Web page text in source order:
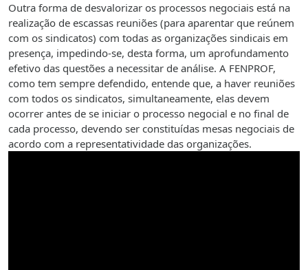
Outra forma de desvalorizar os processos negociais está na
realização de escassas reuniões (para aparentar que reúnem
com os sindicatos) com todas as organizações sindicais em
presença, impedindo-se, desta forma, um aprofundamento
efetivo das questões a necessitar de análise. A FENPROF,
como tem sempre defendido, entende que, a haver reuniões
com todos os sindicatos, simultaneamente, elas devem
ocorrer antes de se iniciar o processo negocial e no final de
cada processo, devendo ser constituídas mesas negociais de
acordo com a representatividade das organizações.